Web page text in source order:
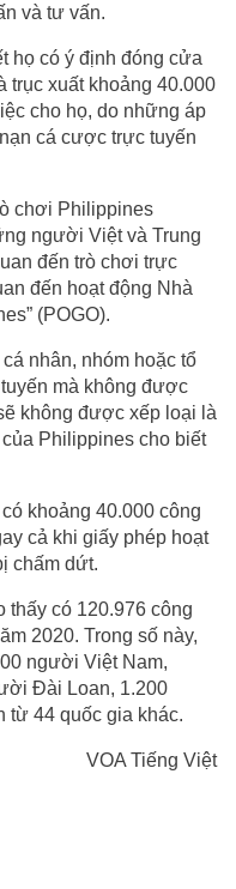
và tư vấn.
họ có ý định đóng cửa
trục xuất khoảng 40.000
cho họ, do những áp
cá cược trực tuyến
chơi Philippines
người Việt và Trung
đến trò chơi trực
đến hoạt động Nhà
(POGO).
nhân, nhóm hoặc tổ
mà không được
không được xếp loại là
Philippines cho biết
khoảng 40.000 công
cả khi giấy phép hoạt
chấm dứt.
thấy có 120.976 công
2020. Trong số này,
người Việt Nam,
Đài Loan, 1.200
từ 44 quốc gia khác.
VOA Tiếng Việt